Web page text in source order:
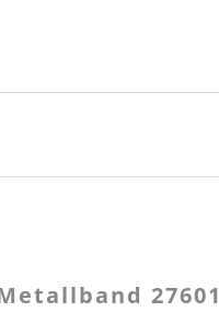
27601